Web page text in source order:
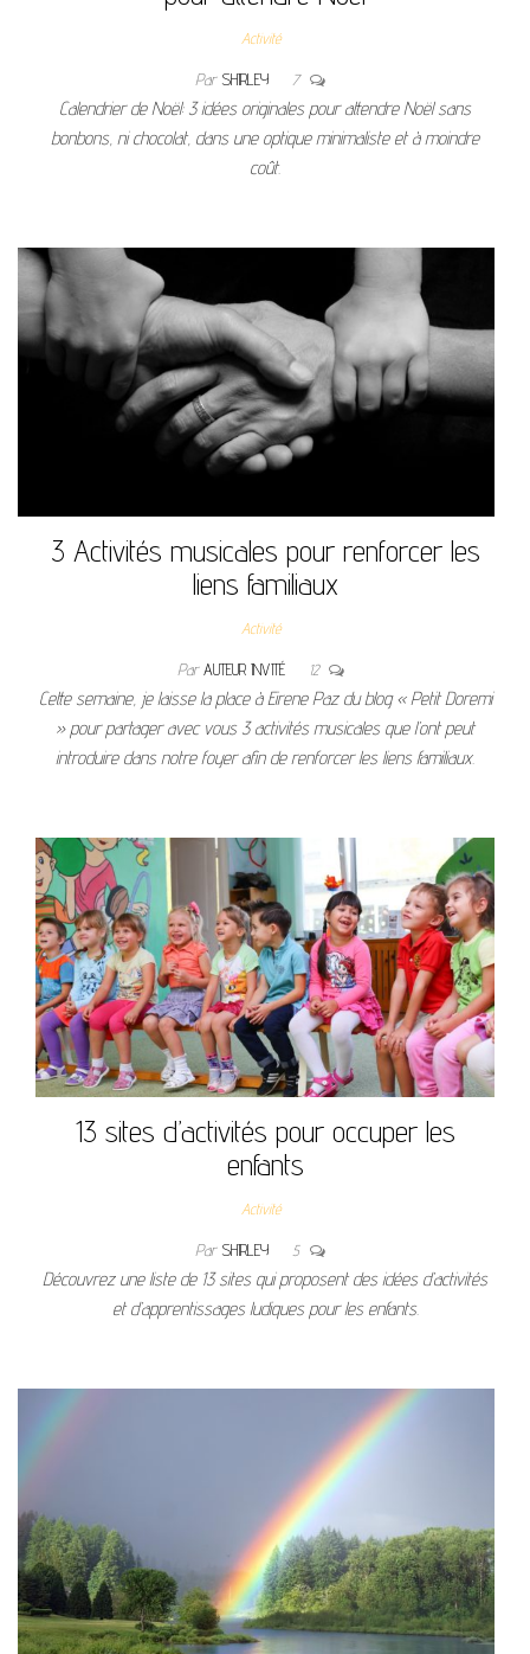
Activité
Par SHIRLEY 7
Calendrier de Noël: 3 idées originales pour attendre Noël sans
bonbons, ni chocolat, dans une optique minimaliste et à moindre
coût.
3 Activités musicales pour renforcer les
liens familiaux
Activité
ParAUTEUR INVITÉ 12
Cette semaine, je laisse la place à Eirene Paz du blog « Petit Doremi
» pour partager avec vous 3 activités musicales que l’ont peut
introduire dans notre foyer afin de renforcer les liens familiaux.
13 sites d’activités pour occuper les
enfants
Activité
Par SHIRLEY 5
Découvrez une liste de 13 sites qui proposent des idées d’activités
et d’apprentissages ludiques pour les enfants.